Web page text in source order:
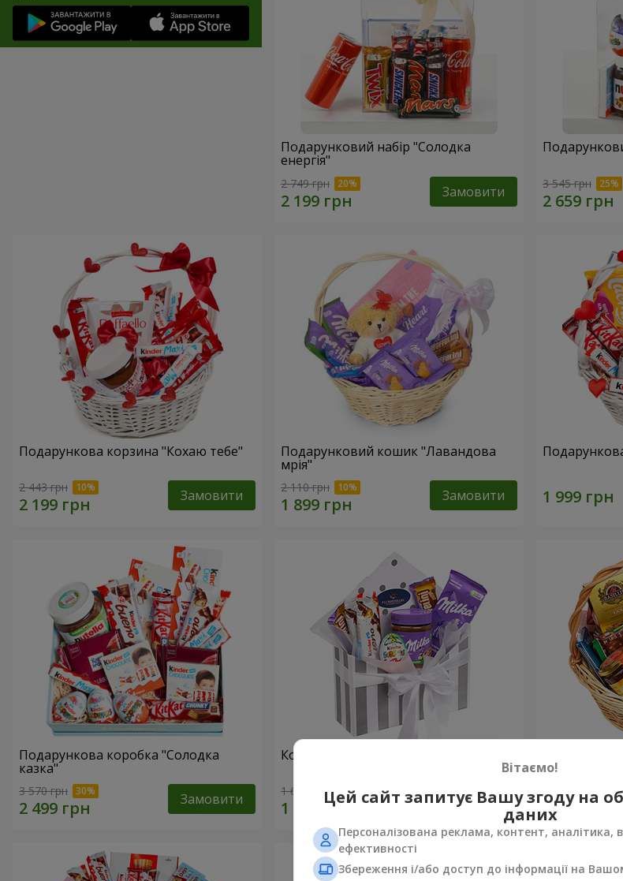
Подарунковий набір "Солодка
енергія"
2 749 грн Замовити 3 545 грн
Подарункова корзина "Кохаю тебе"
2 443 грн Замовити
Подарунковий кошик "Лавандова
мрія"
2 110 грн Замовити
Подарункова коробка "Солодка
казка"
3 570 грн Замовити
Композиція "Солодка ніжність"
1 666 грн Замовити 4 199 грн
Вітаємо!
Цей сайт запитує Вашу згоду на
даних
Персоналізована реклама, контент, аналітика,
ефективності
Збереження і/або доступ до інформації на